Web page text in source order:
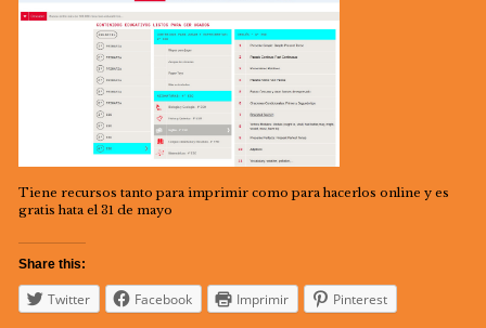
Tiene recursos tanto para imprimir como para hacerlos online y es
gratis hata el 31 de mayo
Share this:
Twitter Facebook Imprimir Pinterest